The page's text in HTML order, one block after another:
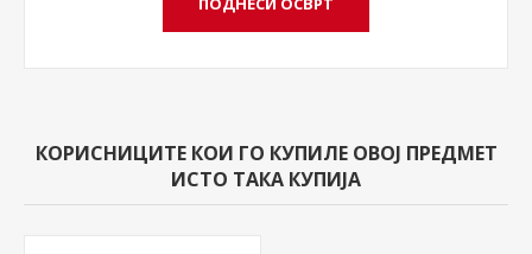
КОРИСНИЦИТЕ КОИ ГО КУПИЛЕ ОВОЈ ПРЕДМЕТ
ИСТО ТАКА КУПИЈА